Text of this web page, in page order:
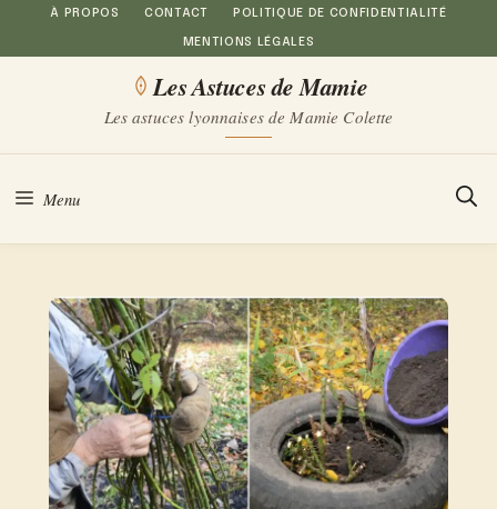
Aller
au
À PROPOS CONTACT POLITIQUE DE CONFIDENTIALITÉ
MENTIONS LÉGALES
Les Astuces de Mamie
Les astuces lyonnaises de Mamie Colette
Menu